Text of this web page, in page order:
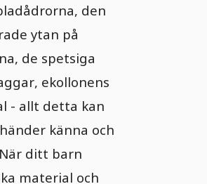
den
ytan på
de spetsiga
ekollonens
- allt detta kan
känna och
ditt barn
material och